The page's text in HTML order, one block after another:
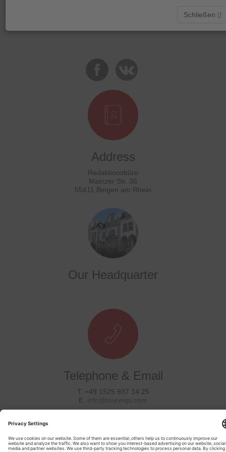
Schließen
Address
Redaktionsbüro
Mainzer Str. 36
55411 Bingen am Rhein
Our Headquarter
Telephone & Email
T. +49 1525 937 14 25
E. info@tourexpi.com
Copyright 2020 Tourexpi.com - Alle Rechte Vorbehalten
Impressum Über Uns Data Privacy
Podcast